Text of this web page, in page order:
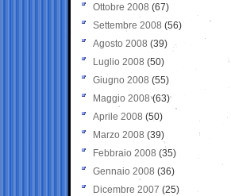
Ottobre 2008 (67)
Settembre 2008 (56)
Agosto 2008 (39)
Luglio 2008 (50)
Giugno 2008 (55)
Maggio 2008(63)
Aprile 2008 (50)
Marzo 2008 (39)
Febbraio 2008 (35)
Gennaio 2008 (36)
Dicembre 2007 (25)